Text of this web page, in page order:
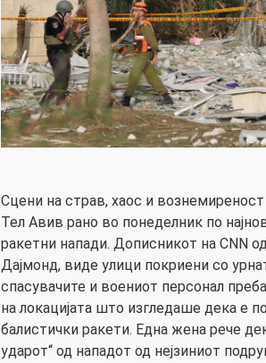
Сцени на страв, хаос и вознемиреност
Тел Авив рано во понеделник по
ракетни напади. Дописникот на CNN
Дајмонд, виде улици покриени со
спасувачите и воениот персонал
на локацијата што изгледаше дека е
балистички ракети. Една жена рече
ударот“ од нападот од нејзиниот